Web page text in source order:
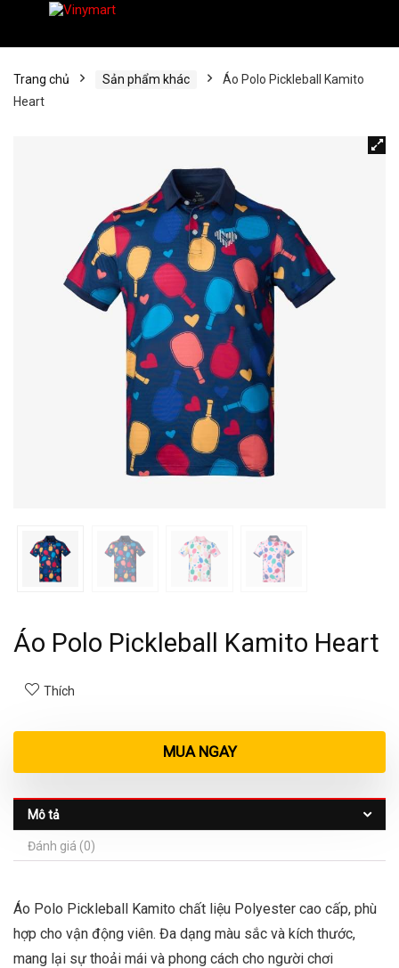
Trang chủ Sản phẩm khác
Áo Polo Pickleball Kamito
Heart
Áo Polo Pickleball Kamito Heart
Thích
MUA NGAY
Mô tả
Đánh giá (0)
Áo Polo Pickleball Kamito chất liệu Polyester cao cấp, phù
hợp cho vận động viên. Đa dạng màu sắc và kích thước,
mang lại sự thoải mái và phong cách cho người chơi